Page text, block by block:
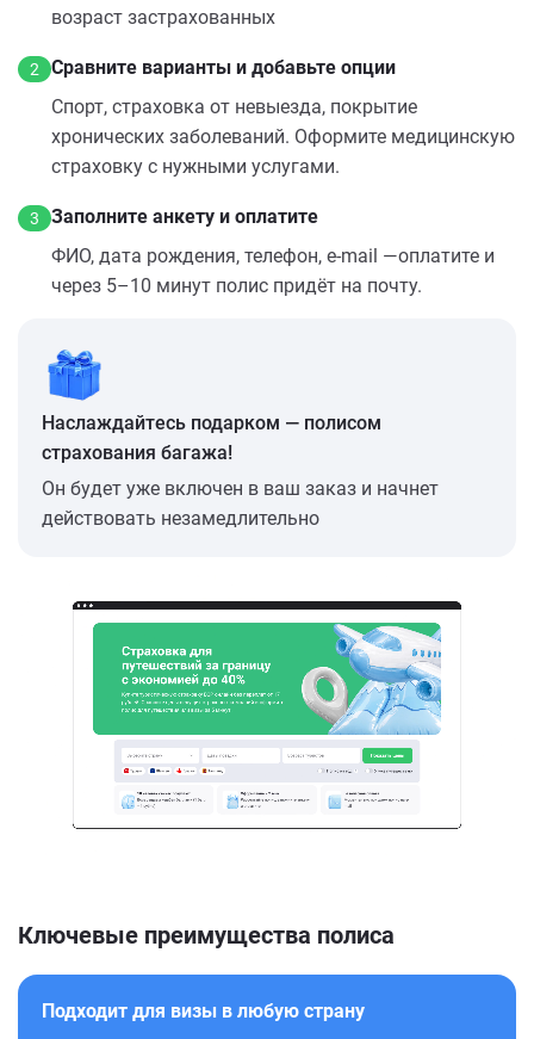
возраст застрахованных
2
Сравните варианты и добавьте опции
Спорт, страховка от невыезда, покрытие
хронических заболеваний. Оформите медицинскую
страховку с нужными услугами.
3
Заполните анкету и оплатите
ФИО, дата рождения, телефон, e‑mail —оплатите и
через 5–10 минут полис придёт на почту.
Наслаждайтесь подарком — полисом
страхования багажа!
Он будет уже включен в ваш заказ и начнет
действовать незамедлительно
Ключевые преимущества полиса
Подходит для визы в любую страну